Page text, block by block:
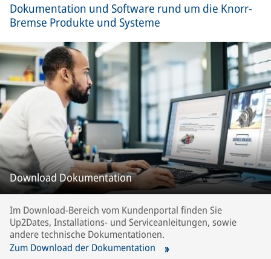
Dokumentation und Software rund um die Knorr-
Bremse Produkte und Systeme
Download Dokumentation
Im Download-Bereich vom Kundenportal finden Sie
Up2Dates, Installations- und Serviceanleitungen, sowie
andere technische Dokumentationen.
Zum Download der Dokumentation